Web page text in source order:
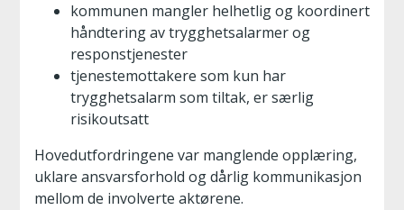
kommunen mangler helhetlig og koordinert
håndtering av trygghetsalarmer og
responstjenester
tjenestemottakere som kun har
trygghetsalarm som tiltak, er særlig
risikoutsatt
Hovedutfordringene var manglende opplæring,
uklare ansvarsforhold og dårlig kommunikasjon
mellom de involverte aktørene.